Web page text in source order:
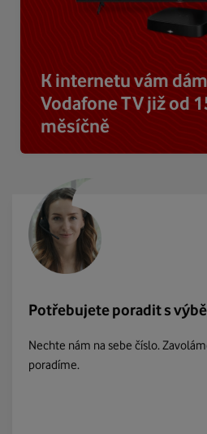
K internetu vám
Vodafone TV již od
měsíčně
Potřebujete poradit s
Nechte nám na sebe číslo.
poradíme.